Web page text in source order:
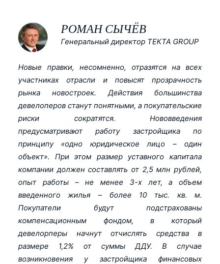
РОМАН СЫЧЁВ
Генеральный директор ТЕКТА GROUP
Новые правки, несомненно, отразятся на всех
участниках отрасли и повысят прозрачность
рынка новостроек. Действия большинства
девелоперов станут понятными, а покупательские
риски сократятся. Нововведения
предусматривают работу застройщика по
принципу «одно юридическое лицо – один
объект». При этом размер уставного капитала
компании должен составлять от 2,5 млн рублей,
опыт работы – не менее 3-х лет, а объем
введенного жилья – более 10 тыс. кв. м.
Покупатели будут подстрахованы
компенсационным фондом, в который
девелорперы начнут отчислять средства в
размере 1,2% от суммы ДДУ. В случае
возникновения у застройщика финансовых